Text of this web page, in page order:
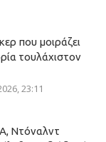
που μοιράζει
τουλάχιστον
23:11
Ντόναλντ